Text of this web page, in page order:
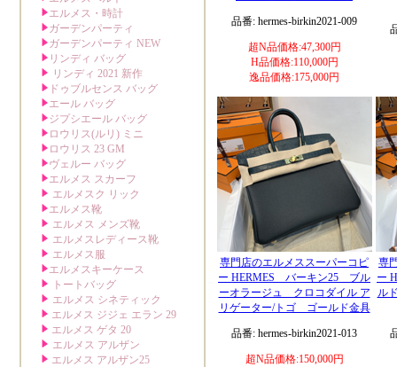
品番: hermes-birkin2021-009
超N品価格:47,300円
H品価格:110,000円
逸品価格:175,000円
専門店のエルメススーパーコピ
ー HERMES バーキン25 ブル
ーオラージュ クロコダイル ア
リゲーター/トゴ ゴールド金具
品番: hermes-birkin2021-013
超N品価格:150,000円
専
ー
ル